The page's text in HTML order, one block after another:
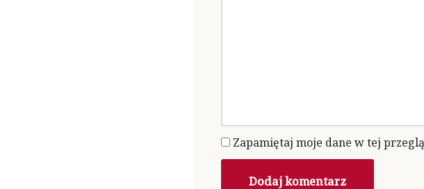
Zapamiętaj moje dane w tej